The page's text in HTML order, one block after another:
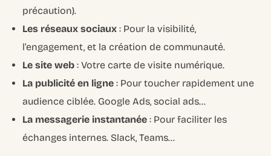
précaution).
Les réseaux sociaux : Pour la visibilité,
l’engagement, et la création de communauté.
Le site web : Votre carte de visite numérique.
La publicité en ligne : Pour toucher rapidement une
audience ciblée. Google Ads, social ads…
La messagerie instantanée : Pour faciliter les
échanges internes. Slack, Teams…